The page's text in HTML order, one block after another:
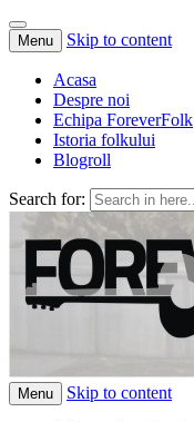
Menu Skip to content
Acasa
Despre noi
Echipa ForeverFolk
Istoria folkului
Blogroll
Search for:
ForeverFolk
Muzica sufletului tau
Menu Skip to content